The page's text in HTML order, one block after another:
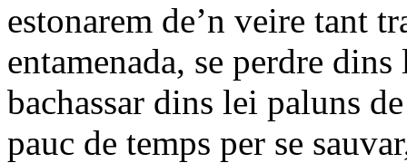
estonarem de’n veire tant
entamenada, se perdre
bachassar dins lei paluns
pauc de temps per se